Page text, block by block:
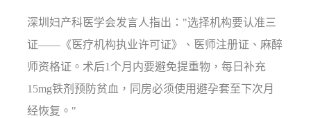
深圳妇产科医学会发言人指出："选择机构要认准三
证——《医疗机构执业许可证》、医师注册证、麻醉
师资格证。术后1个月内要避免提重物，每日补充
15mg铁剂预防贫血，同房必须使用避孕套至下次月
经恢复。"